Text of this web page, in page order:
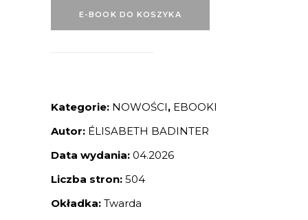
E-BOOK DO KOSZYKA
Kategorie: NOWOŚCI, EBOOKI
Autor: ÉLISABETH BADINTER
Data wydania: 04.2026
Liczba stron: 504
Okładka: Twarda